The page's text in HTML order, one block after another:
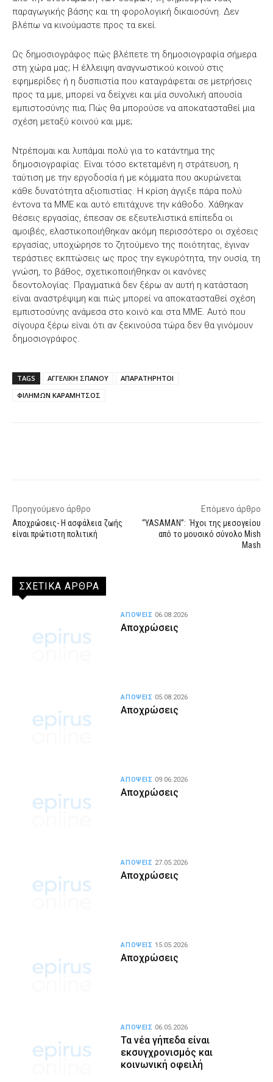
παραγωγικής βάσης και τη φορολογική δικαιοσύνη. Δεν
βλέπω να κινούμαστε προς τα εκεί.
Ως δημοσιογράφος πώς βλέπετε τη δημοσιογραφία σήμερα
στη χώρα μας; Η έλλειψη αναγνωστικού κοινού στις
εφημερίδες ή η δυσπιστία που καταγράφεται σε μετρήσεις
προς τα μμε, μπορεί να δείχνει και μία συνολική απουσία
εμπιστοσύνης πια; Πώς θα μπορούσε να αποκατασταθεί μια
σχέση μεταξύ κοινού και μμε;
Ντρέπομαι και λυπάμαι πολύ για το κατάντημα της
δημοσιογραφίας. Είναι τόσο εκτεταμένη η στράτευση, η
ταύτιση με την εργοδοσία ή με κόμματα που ακυρώνεται
κάθε δυνατότητα αξιοπιστίας. Η κρίση άγγιξε πάρα πολύ
έντονα τα ΜΜΕ και αυτό επιτάχυνε την κάθοδο. Χάθηκαν
θέσεις εργασίας, έπεσαν σε εξευτελιστικά επίπεδα οι
αμοιβές, ελαστικοποιήθηκαν ακόμη περισσότερο οι σχέσεις
εργασίας, υποχώρησε το ζητούμενο της ποιότητας, έγιναν
τεράστιες εκπτώσεις ως προς την εγκυρότητα, την ουσία, τη
γνώση, το βάθος, σχετικοποιήθηκαν οι κανόνες
δεοντολογίας. Πραγματικά δεν ξέρω αν αυτή η κατάσταση
είναι αναστρέψιμη και πώς μπορεί να αποκατασταθεί σχέση
εμπιστοσύνης ανάμεσα στο κοινό και στα ΜΜΕ. Αυτό που
σίγουρα ξέρω είναι ότι αν ξεκινούσα τώρα δεν θα γινόμουν
δημοσιογράφος.
TAGS ΑΓΓΕΛΙΚΗ ΣΠΑΝΟΥ
ΑΠΑΡΑΤΗΡΗΤΟΙ
ΦΙΛΗΜΩΝ ΚΑΡΑΜΗΤΣΟΣ
Προηγούμενο άρθρο
Αποχρώσεις- Η ασφάλεια ζωής
είναι πρώτιστη πολιτική
Επόμενο άρθρο
“YASAMAN”: Ήχοι της μεσογείου
από το μουσικό σύνολο Mish
Mash
ΣΧΕΤΙΚΑ ΑΡΘΡΑ
Αποχρώσεις
ΑΠΟΨΕΙΣ 06.08.2026
Αποχρώσεις
ΑΠΟΨΕΙΣ 05.08.2026
Αποχρώσεις
ΑΠΟΨΕΙΣ 09.06.2026
Αποχρώσεις
ΑΠΟΨΕΙΣ 27.05.2026
Αποχρώσεις
ΑΠΟΨΕΙΣ 15.05.2026
Τα νέα γήπεδα είναι
εκσυγχρονισμός και
κοινωνική οφειλή
ΑΠΟΨΕΙΣ 06.05.2026